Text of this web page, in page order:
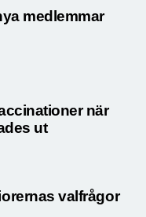
medlemmar
när
ut
valfrågor